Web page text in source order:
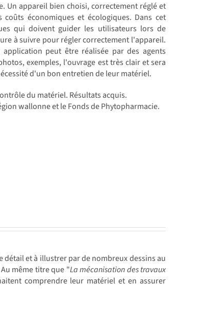
Un appareil bien choisi, correctement réglé et
économiques et écologiques. Dans cet
qui doivent guider les utilisateurs lors de
à suivre pour régler correctement l'appareil.
peut être réalisée par des agents
exemples, l'ouvrage est très clair et sera
d'un bon entretien de leur matériel.
du matériel. Résultats acquis.
wallonne et le Fonds de Phytopharmacie.
détail et à illustrer par de nombreux dessins au
même titre que "La mécanisation des travaux
comprendre leur matériel et en assurer